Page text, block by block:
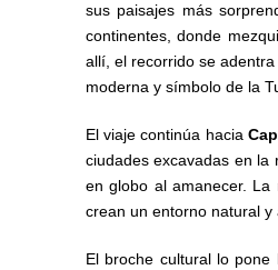
sus paisajes más
continentes, donde
allí, el recorrido se
moderna y símbolo de la
El viaje continúa hacia
ciudades excavadas en la
en globo al amanecer. La
crean un entorno natural y
El broche cultural lo pone